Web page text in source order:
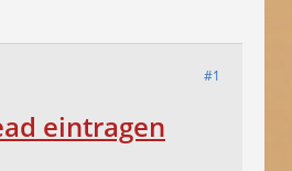
#1
eintragen